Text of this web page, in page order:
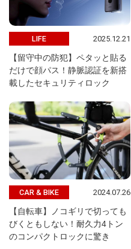
LIFE 2025.12.21
【留守中の防犯】ペタッと貼る
だけで顔パス！静脈認証を新搭
載したセキュリティロック
CAR & BIKE 2024.07.26
【自転車】ノコギリで切っても
びくともしない！耐久力4トン
のコンパクトロックに驚き